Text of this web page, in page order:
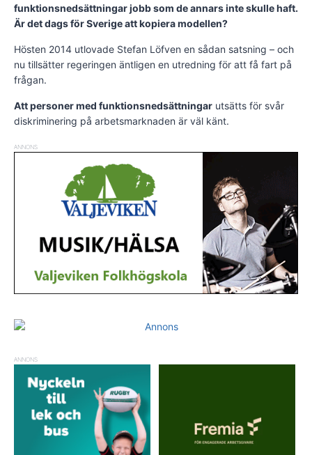
funktionsnedsättningar jobb som de annars inte skulle haft.
Är det dags för Sverige att kopiera modellen?
Hösten 2014 utlovade Stefan Löfven en sådan satsning – och
nu tillsätter regeringen äntligen en utredning för att få fart på
frågan.
Att personer med funktionsnedsättningar utsätts för svår
diskriminering på arbetsmarknaden är väl känt.
ANNONS
ANNONS